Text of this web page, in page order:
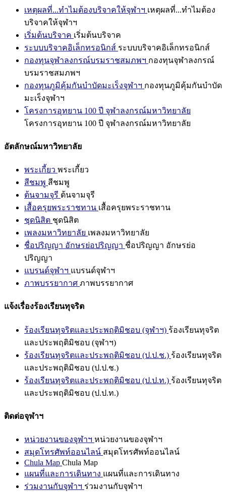
เหตุผลที่...ทำไมต้องบริจาคให้จุฬาฯ เหตุผลที่...ทำไมต้อง
บริจาคให้จุฬาฯ
เริ่มต้นบริจาค เริ่มต้นบริจาค
ระบบบริจาคอิเล็กทรอนิกส์ ระบบบริจาคอิเล็กทรอนิกส์
กองทุนจุฬาลงกรณ์บรมราชสมภพฯ กองทุนจุฬาลงกรณ์
บรมราชสมภพฯ
กองทุนภูมิคุ้มกันบำบัดมะเร็งจุฬาฯ กองทุนภูมิคุ้มกันบำบัด
มะเร็งจุฬาฯ
โครงการอุทยาน 100 ปี จุฬาลงกรณ์มหาวิทยาลัย
โครงการอุทยาน 100 ปี จุฬาลงกรณ์มหาวิทยาลัย
อัตลักษณ์มหาวิทยาลัย
พระเกี้ยว พระเกี้ยว
สีชมพู สีชมพู
ต้นจามจุรี ต้นจามจุรี
เสื้อครุยพระราชทาน เสื้อครุยพระราชทาน
ชุดนิสิต ชุดนิสิต
เพลงมหาวิทยาลัย เพลงมหาวิทยาลัย
ชื่อปริญญา อักษรย่อปริญญา ชื่อปริญญา อักษรย่อ
ปริญญา
แบรนด์จุฬาฯ แบรนด์จุฬาฯ
ภาพบรรยากาศ ภาพบรรยากาศ
แจ้งเรื่องร้องเรียนทุจริต
ร้องเรียนทุจริตและประพฤติมิชอบ (จุฬาฯ) ร้องเรียนทุจริต
และประพฤติมิชอบ (จุฬาฯ)
ร้องเรียนทุจริตและประพฤติมิชอบ (ป.ป.ช.) ร้องเรียนทุจริต
และประพฤติมิชอบ (ป.ป.ช.)
ร้องเรียนทุจริตและประพฤติมิชอบ (ป.ป.ท.) ร้องเรียนทุจริต
และประพฤติมิชอบ (ป.ป.ท.)
ติดต่อจุฬาฯ
หน่วยงานของจุฬาฯ หน่วยงานของจุฬาฯ
สมุดโทรศัพท์ออนไลน์ สมุดโทรศัพท์ออนไลน์
Chula Map Chula Map
แผนที่และการเดินทาง แผนที่และการเดินทาง
ร่วมงานกับจุฬาฯ ร่วมงานกับจุฬาฯ